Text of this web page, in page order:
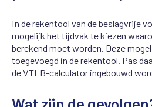
In de rekentool van de beslagvrije
mogelijk het tijdvak te kiezen
berekend moet worden. Deze
toegevoegd in de rekentool. Pas
de VTLB-calculator ingebouwd